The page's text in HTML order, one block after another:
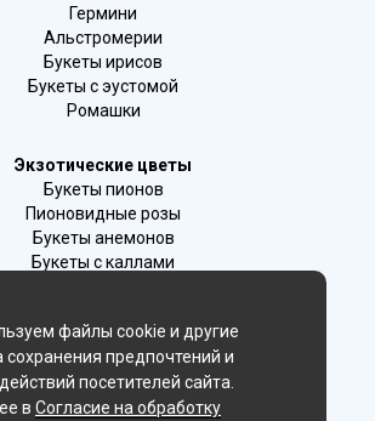
Гермини
Альстромерии
Букеты ирисов
Букеты с эустомой
Ромашки
Экзотические цветы
Букеты пионов
Пионовидные розы
Букеты анемонов
Букеты с каллами
Лаванда
Гиацинты
файлы cookie и другие
сохранения предпочтений и
посетителей сайта.
в Согласие на обработку